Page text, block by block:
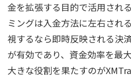
金を拡張する目的で活用され
ミングは入金方法に左右され
視するなら即時反映される決
が有効であり、資金効率を最
大きな役割を果たすのが